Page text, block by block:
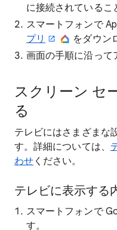
に接続されているこ
スマートフォンで
プリ
をダウン
画面の手順に沿って
スクリーン セ
る
テレビにはさまざまな
す。詳細については、
わせ ください。
テレビに表示する
スマートフォンで
す。